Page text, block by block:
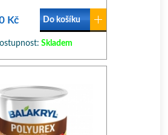
Kč Do košíku
Skladem